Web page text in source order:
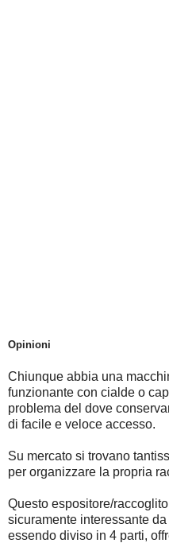
Opinioni
Chiunque abbia una
funzionante con cialde o
problema del dove
di facile e veloce accesso.
Su mercato si trovano
per organizzare la propria
Questo espositore/
sicuramente interessante
essendo diviso in 4 parti,